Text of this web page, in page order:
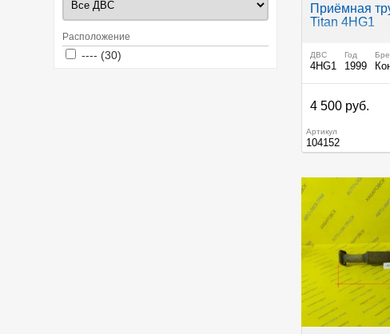
Расположение
Apply ---- filter
---- (30)
Приёмная
Titan 4HG1
ДВС
4HG1
Год
1999
4 500 руб.
Артикул
104152